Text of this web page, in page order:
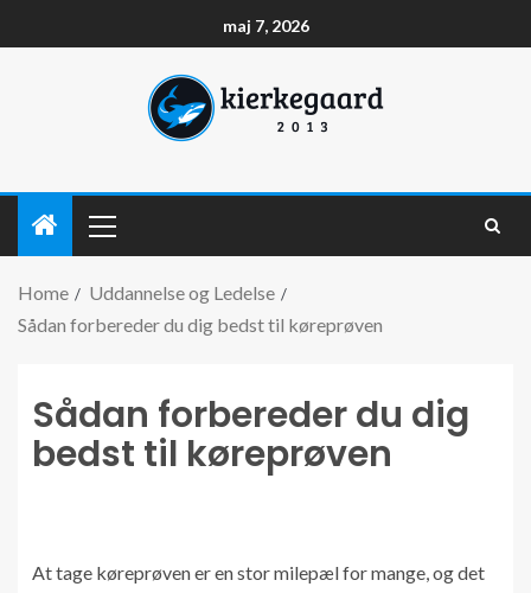
maj 7, 2026
Home
Uddannelse og Ledelse
Sådan forbereder du dig bedst til køreprøven
Sådan forbereder du dig
bedst til køreprøven
At tage køreprøven er en stor milepæl for mange, og det